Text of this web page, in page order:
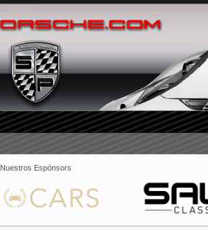
Nuestros Espónsors